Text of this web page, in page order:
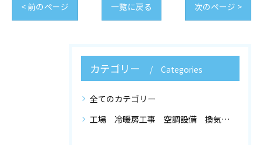
< 前のページ 一覧に戻る 次のページ >
カテゴリー Categories
全てのカテゴリー
工場 冷暖房工事 空調設備 換気設備 店舗設計